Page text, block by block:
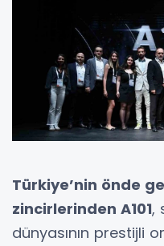
Türkiye’nin önde
zincirlerinden A101,
dünyasının prestijli